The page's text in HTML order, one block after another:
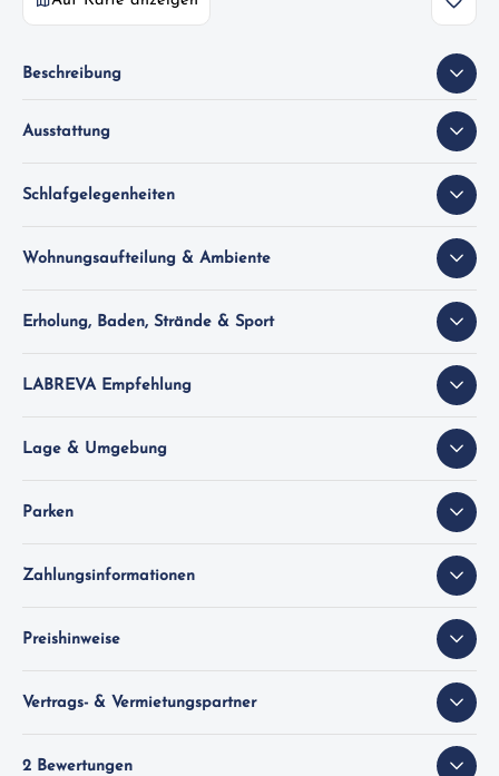
Beschreibung
Ausstattung
Schlafgelegenheiten
Wohnungsaufteilung & Ambiente
Erholung, Baden, Strände & Sport
LABREVA Empfehlung
Lage & Umgebung
Parken
Zahlungsinformationen
Preishinweise
Vertrags- & Vermietungspartner
2 Bewertungen